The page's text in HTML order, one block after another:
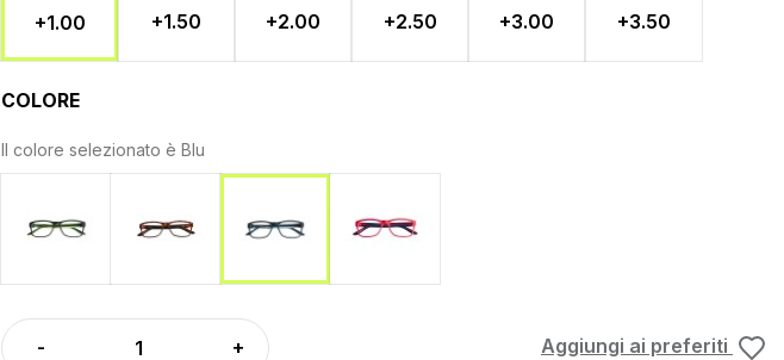
+1.00 +1.50 +2.00 +2.50 +3.00 +3.50
COLORE
Il colore selezionato è Blu
Aggiungi ai preferiti